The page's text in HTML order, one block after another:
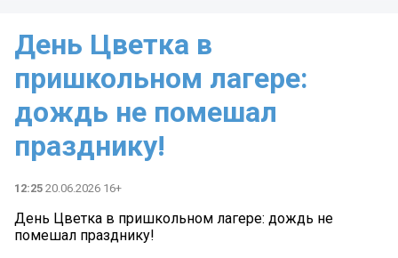
День Цветка в
пришкольном лагере:
дождь не помешал
празднику!
12:25 20.06.2026 16+
День Цветка в пришкольном лагере: дождь не
помешал празднику!